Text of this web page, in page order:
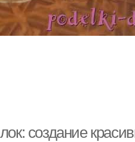
создание